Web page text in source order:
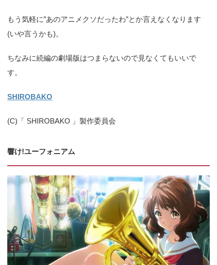
もう気軽に”あのアニメクソだったわ”とか言えなくなります
(いや言うかも)。
ちなみに続編の劇場版はつまらないので見なくてもいいで
す。
SHIROBAKO
(C)「 SHIROBAKO 」製作委員会
響け!ユーフォニアム